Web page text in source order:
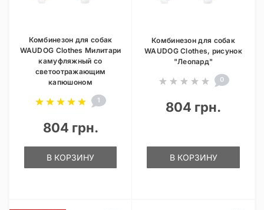
Комбинезон для собак
WAUDOG Clothes Милитари
камуфляжный со
светоотражающим
капюшоном
1
804 грн.
В КОРЗИНУ
Комбинезон для собак
WAUDOG Clothes, рисунок
"Леопард"
0
804 грн.
В КОРЗИНУ